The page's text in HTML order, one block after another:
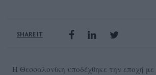
SHARE IT
Η Θεσσαλονίκη υποδέχθηκε την εποχή